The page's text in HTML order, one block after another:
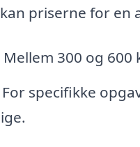
priserne for en
300 og
For specifikke